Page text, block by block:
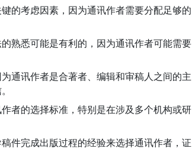
考虑因素，因为通讯作者需要分配足够的
悉可能是有利的，因为通讯作者可能需要
讯作者是合著者、编辑和审稿人之间的主
的选择标准，特别是在涉及多个机构或研
完成出版过程的经验来选择通讯作者，证